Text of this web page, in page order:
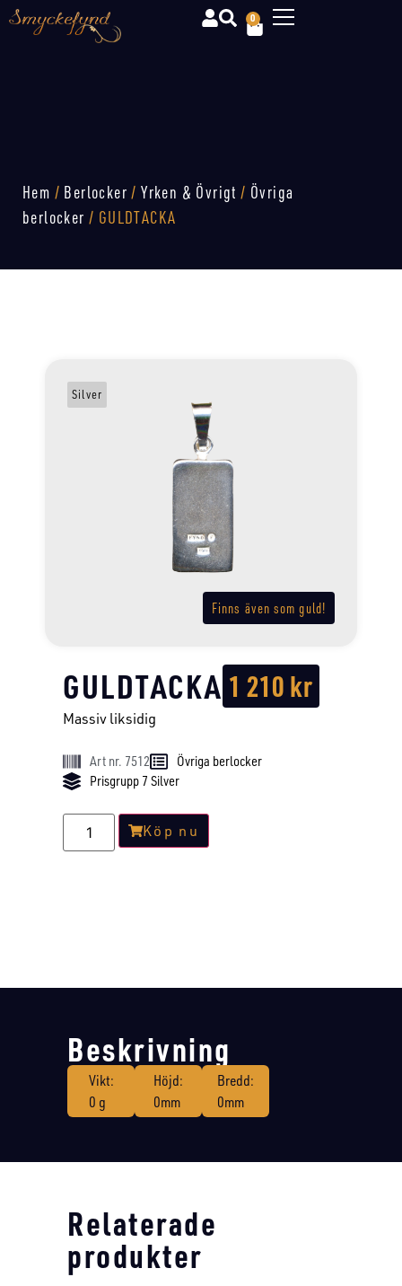
0
Hem / Berlocker /Yrken & Övrigt / Övriga
berlocker / GULDTACKA
Finns även som guld!
Silver
GULDTACKA 1 210kr
Massiv liksidig
Art nr. 7512
Övriga berlocker
Prisgrupp 7 Silver
Köp nu
Beskrivning
Vikt:
0 g
Höjd:
0mm
Bredd:
0mm
Relaterade
produkter